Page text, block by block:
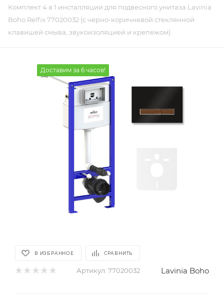
Комплект 4 в 1 инсталляции для подвесного унитаза Lavinia
Boho Relfix 77020032 (с черно-коричневой стеклянной
клавишей смыва, звукоизоляцией и крепежом)
Доставим за 6 часов!
В ИЗБРАННОЕ СРАВНИТЬ
Артикул: 77020032 Lavinia Boho